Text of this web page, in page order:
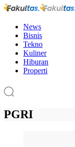
News
Bisnis
Tekno
Kuliner
Hiburan
Properti
PGRI